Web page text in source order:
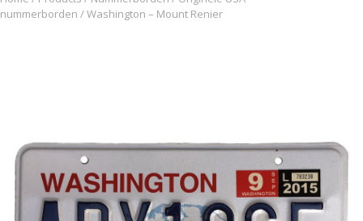
nummerborden / Washington – Mount Renier